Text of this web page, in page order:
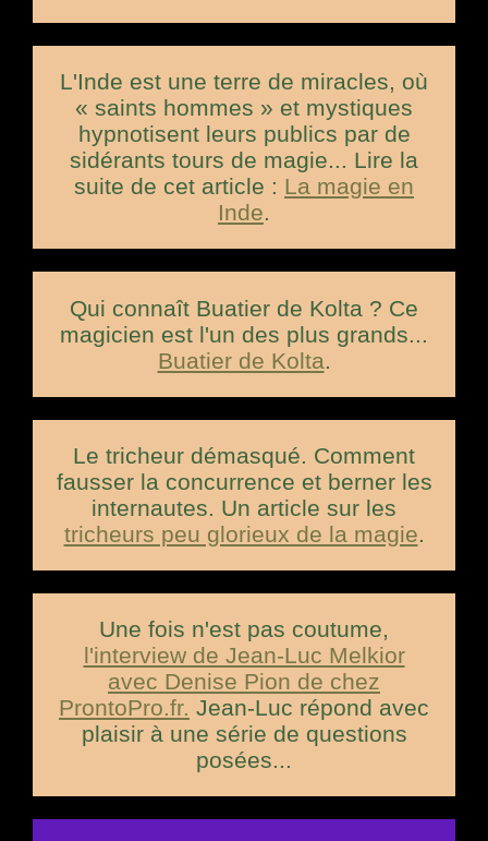
L'Inde est une terre de miracles, où
« saints hommes » et mystiques
hypnotisent leurs publics par de
sidérants tours de magie... Lire la
suite de cet article : La magie en
Inde.
Qui connaît Buatier de Kolta ? Ce
magicien est l'un des plus grands...
Buatier de Kolta
Le tricheur démasqué. Comment
fausser la concurrence et berner les
internautes. Un article sur les
tricheurs peu glorieux de la magie.
Une fois n'est pas coutume,
l'interview de Jean-Luc Melkior
avec Denise Pion de chez
ProntoPro.fr. Jean-Luc répond avec
plaisir à une série de questions
posées...